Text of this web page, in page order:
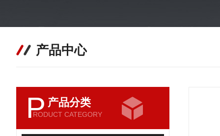
产品中心
P 产品分类
RODUCT CATEGORY